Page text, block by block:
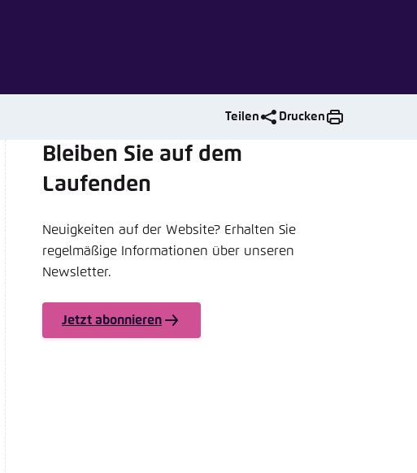
Teilen Drucken
Bleiben Sie auf dem
Laufenden
Neuigkeiten auf der Website? Erhalten Sie
regelmäßige Informationen über unseren
Newsletter.
Jetzt abonnieren